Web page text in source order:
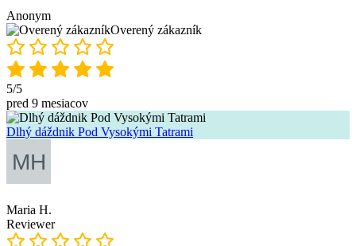
Anonym
Overený zákazník
5/5
pred 9 mesiacov
Dlhý dáždnik Pod Vysokými Tatrami
Maria H.
Reviewer